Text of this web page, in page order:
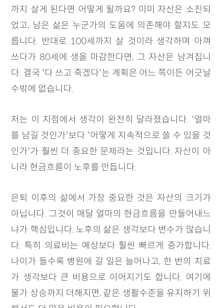
까지 살게 된다면 어떻게 될까요? 이미 자산은 소진되
었고, 남은 삶은 누군가의 도움에 의존해야 할지도 모
릅니다. 반대로 100세까지 살 것이라 생각하며 아껴
쓰다가 80세에 생을 마감한다면, 그 자산은 남겨집니
다. 결국 '다 쓰고 죽겠다'는 계획은 어느 쪽이든 어긋날
수밖에 없습니다.
저는 이 지점에서 생각이 완전히 달라졌습니다. '얼마
를 남길 것인가'보다 '어떻게 지속적으로 쓸 수 있을 것
인가'가 훨씬 더 중요한 문제라는 것입니다. 자산이 아
니라 현금흐름이 노후를 만듭니다.
은퇴 이후의 삶에서 가장 중요한 것은 자산의 크기가
아닙니다. 그것이 매달 얼마의 현금흐름을 만들어내느
냐가 핵심입니다. 노후의 삶은 생각보다 변수가 많습니
다. 특히 의료비는 예상보다 훨씬 빠르게 증가합니다.
나이가 들수록 병원에 갈 일은 늘어나고, 한 번의 치료
가 생각보다 큰 비용으로 이어지기도 합니다. 여기에
물가 상승까지 더해지면, 같은 생활수준을 유지하기 위